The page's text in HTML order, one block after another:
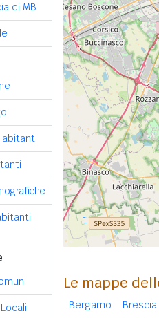
di MB
Le mappe
Bergamo Brescia